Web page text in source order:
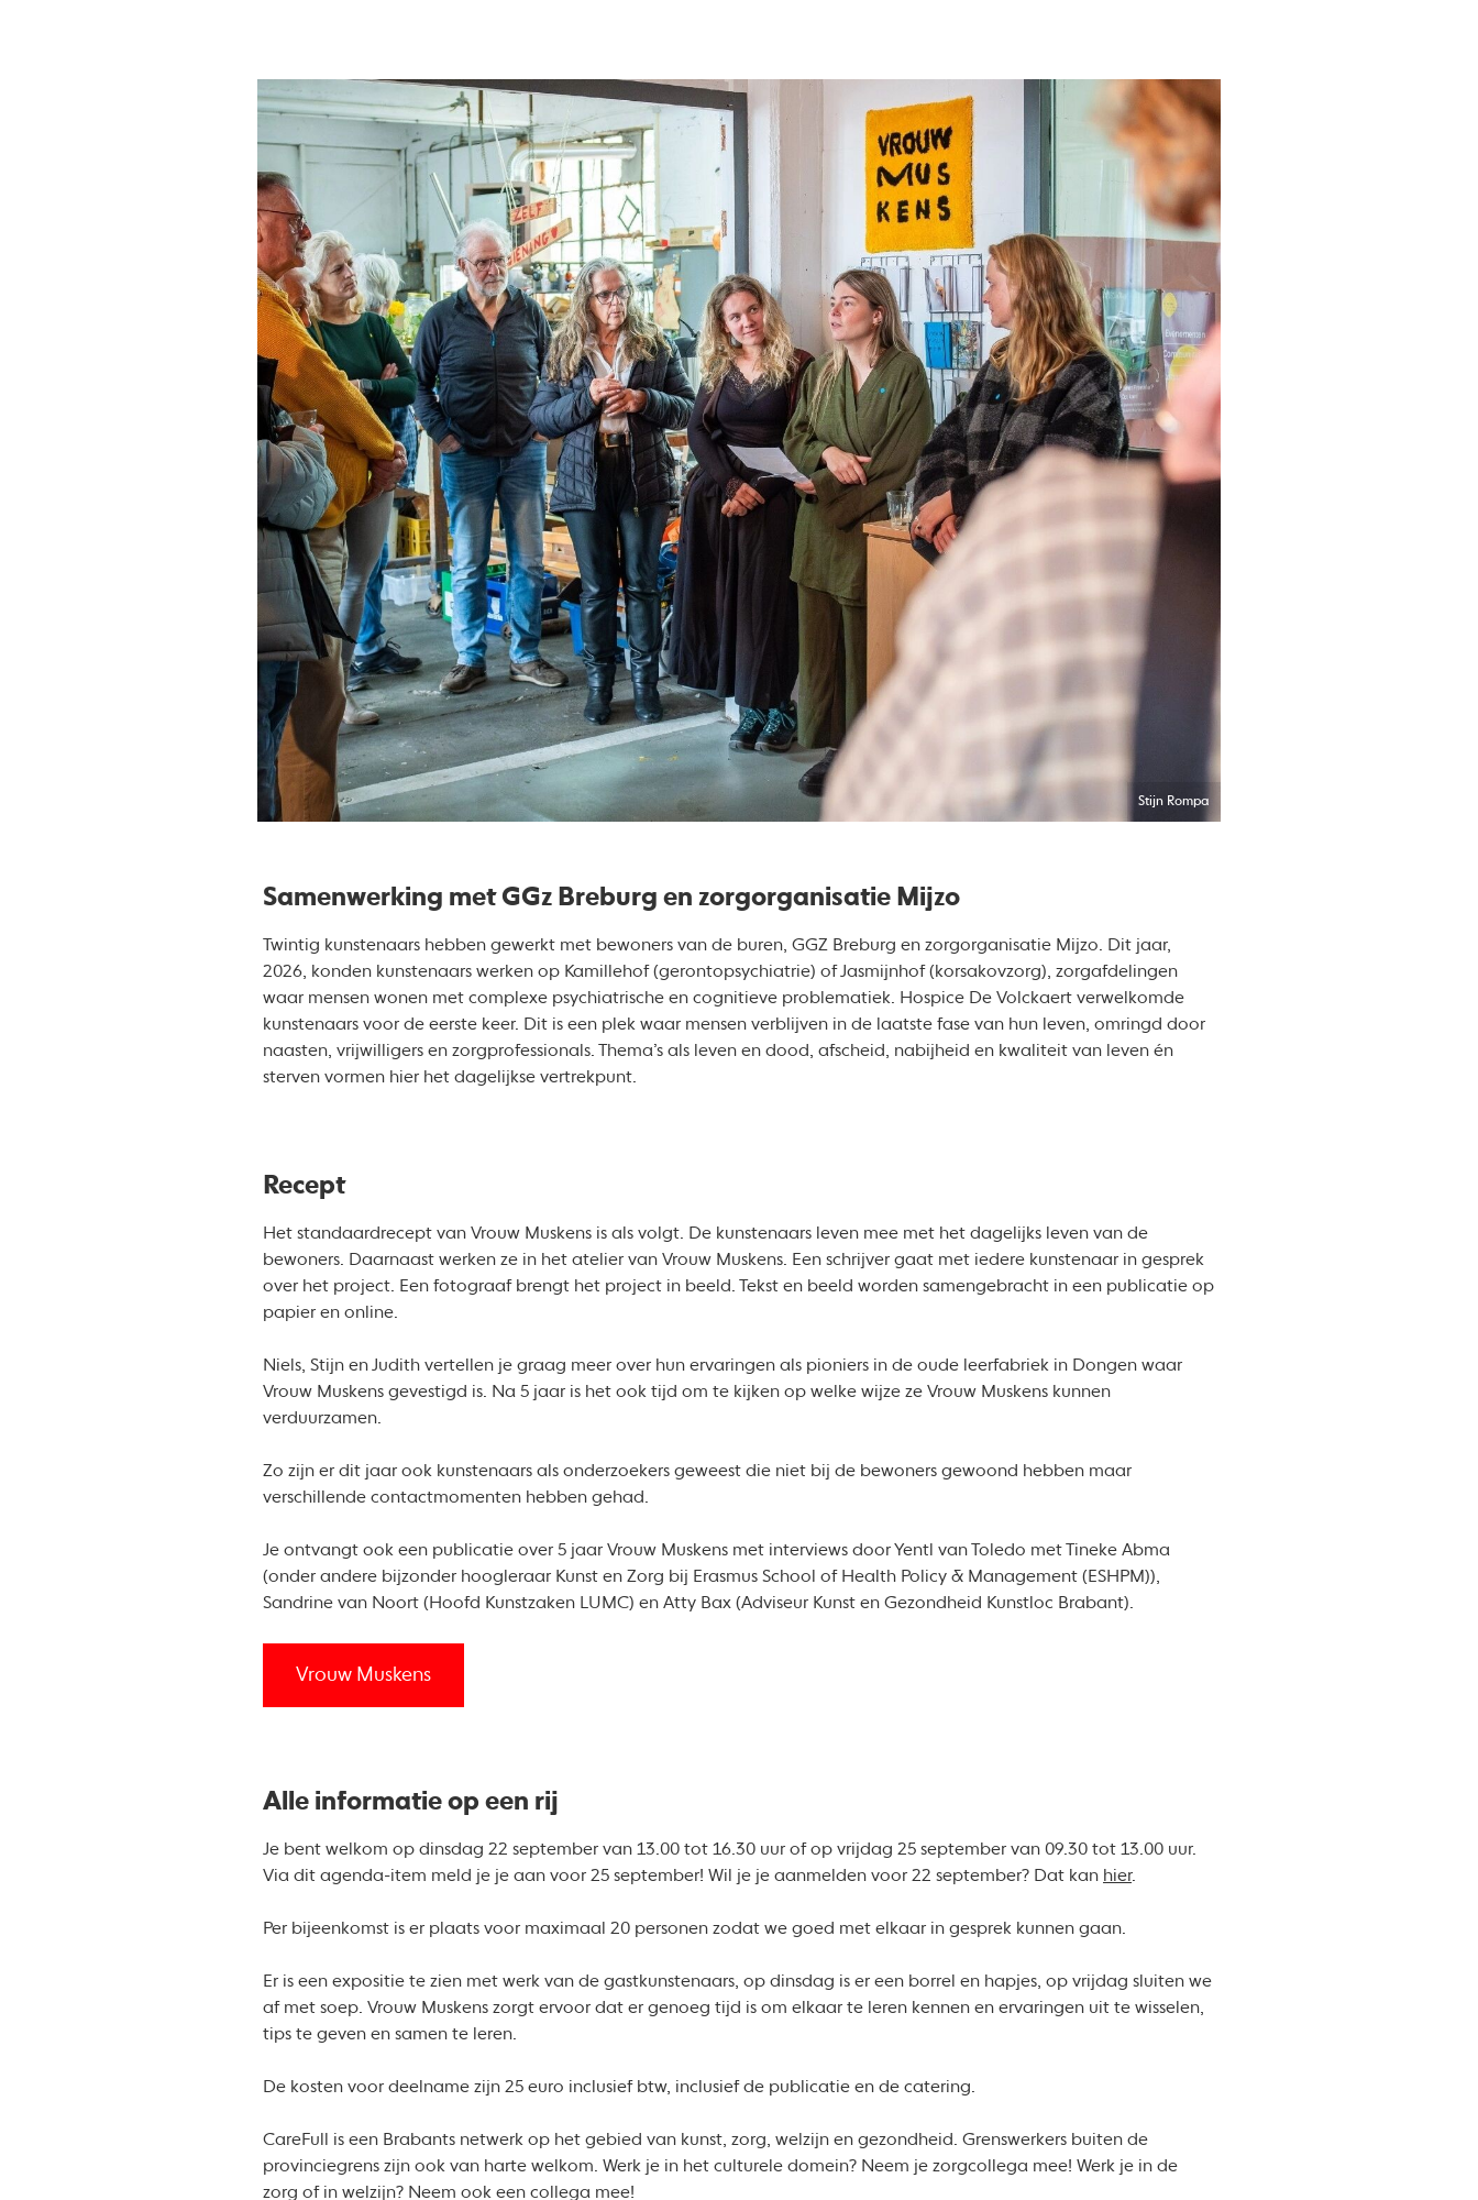
Stijn Rompa
Samenwerking met GGz Breburg en zorgorganisatie Mijzo
Twintig kunstenaars hebben gewerkt met bewoners van de buren, GGZ Breburg en zorgorganisatie Mijzo. Dit jaar,
2026, konden kunstenaars werken op Kamillehof (gerontopsychiatrie) of Jasmijnhof (korsakovzorg), zorgafdelingen
waar mensen wonen met complexe psychiatrische en cognitieve problematiek. Hospice De Volckaert verwelkomde
kunstenaars voor de eerste keer. Dit is een plek waar mensen verblijven in de laatste fase van hun leven, omringd door
naasten, vrijwilligers en zorgprofessionals. Thema’s als leven en dood, afscheid, nabijheid en kwaliteit van leven én
sterven vormen hier het dagelijkse vertrekpunt.
Recept
Het standaardrecept van Vrouw Muskens is als volgt. De kunstenaars leven mee met het dagelijks leven van de
bewoners. Daarnaast werken ze in het atelier van Vrouw Muskens. Een schrijver gaat met iedere kunstenaar in gesprek
over het project. Een fotograaf brengt het project in beeld. Tekst en beeld worden samengebracht in een publicatie op
papier en online.
Niels, Stijn en Judith vertellen je graag meer over hun ervaringen als pioniers in de oude leerfabriek in Dongen waar
Vrouw Muskens gevestigd is. Na 5 jaar is het ook tijd om te kijken op welke wijze ze Vrouw Muskens kunnen
verduurzamen.
Zo zijn er dit jaar ook kunstenaars als onderzoekers geweest die niet bij de bewoners gewoond hebben maar
verschillende contactmomenten hebben gehad.
Je ontvangt ook een publicatie over 5 jaar Vrouw Muskens met interviews door Yentl van Toledo met Tineke Abma
(onder andere bijzonder hoogleraar Kunst en Zorg bij Erasmus School of Health Policy & Management (ESHPM)),
Sandrine van Noort (Hoofd Kunstzaken LUMC) en Atty Bax (Adviseur Kunst en Gezondheid Kunstloc Brabant).
Vrouw Muskens
Alle informatie op een rij
Je bent welkom op dinsdag 22 september van 13.00 tot 16.30 uur of op vrijdag 25 september van 09.30 tot 13.00 uur.
Via dit agenda-item meld je je aan voor 25 september! Wil je je aanmelden voor 22 september? Dat kan hier.
Per bijeenkomst is er plaats voor maximaal 20 personen zodat we goed met elkaar in gesprek kunnen gaan.
Er is een expositie te zien met werk van de gastkunstenaars, op dinsdag is er een borrel en hapjes, op vrijdag sluiten we
af met soep. Vrouw Muskens zorgt ervoor dat er genoeg tijd is om elkaar te leren kennen en ervaringen uit te wisselen,
tips te geven en samen te leren.
De kosten voor deelname zijn 25 euro inclusief btw, inclusief de publicatie en de catering.
CareFull is een Brabants netwerk op het gebied van kunst, zorg, welzijn en gezondheid. Grenswerkers buiten de
provinciegrens zijn ook van harte welkom. Werk je in het culturele domein? Neem je zorgcollega mee! Werk je in de
zorg of in welzijn? Neem ook een collega mee!